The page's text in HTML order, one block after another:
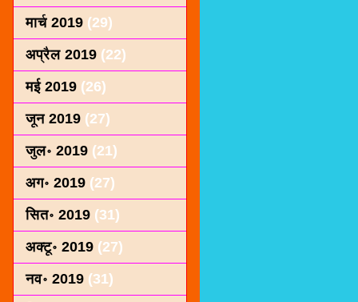
मार्च 2019 (29)
अप्रैल 2019 (22)
मई 2019 (26)
जून 2019 (27)
जुल॰ 2019 (21)
अग॰ 2019 (27)
सित॰ 2019 (31)
अक्टू॰ 2019 (27)
नव॰ 2019 (31)